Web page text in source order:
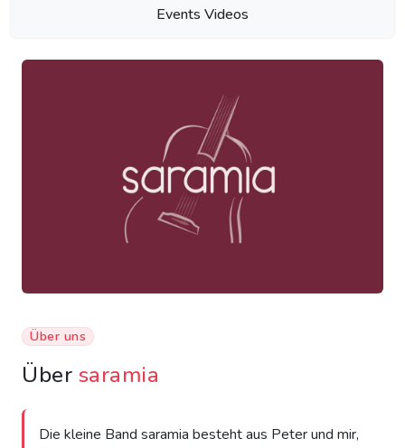
Events Videos
Über uns
Über saramia
Die kleine Band saramia besteht aus Peter und mir,